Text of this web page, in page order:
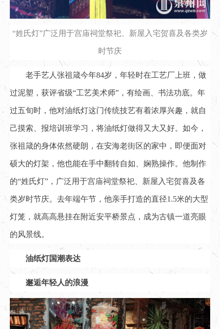
“姓氏灯”广泛用于宫庙祠堂祭祀、新屋入宅贺喜及各类岁
时节庆
老手艺人张祖箴今年84岁，年轻时在工艺厂上班，做
过泥塑，获评省级“工艺美术师”，有绘画、书法功底。年
过五旬时，他对油纸灯这门传统技艺有着浓厚兴趣，就自
己摸索、报培训班学习，将油纸灯做得又大又好。如今，
张祖箴的身体依然硬朗，在安海老街区的家中，即便面对
硕大的灯架，他也能在手中翻转自如、娴熟操作。他制作
的“姓氏灯”，广泛用于宫庙祠堂祭祀、新屋入宅贺喜及各
类岁时节庆。去年端午节，他亲手打造的直径1.5米的大型
灯笼，就高高悬挂在附近安平桥景点，成为古镇一道亮眼
的风景线。
油纸灯国潮表达
邂逅年轻人的浪漫